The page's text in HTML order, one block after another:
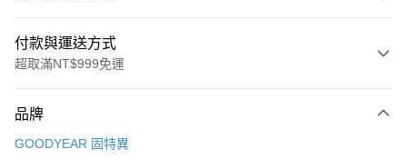
付款與運送方式
超取滿NT$999免運
信用卡一次付款
品牌
GOODYEAR 固特異